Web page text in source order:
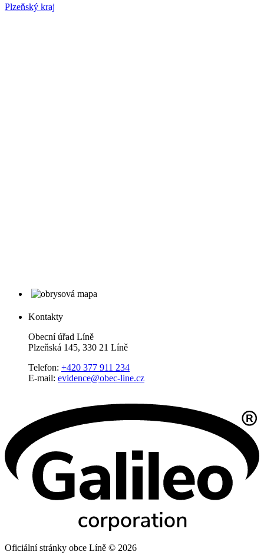
Plzeňský kraj
Kontakty
Obecní úřad Líně
Plzeňská 145, 330 21 Líně
Telefon: +420 377 911 234
E-mail: evidence@obec-line.cz
Oficiální stránky obce Líně © 2026